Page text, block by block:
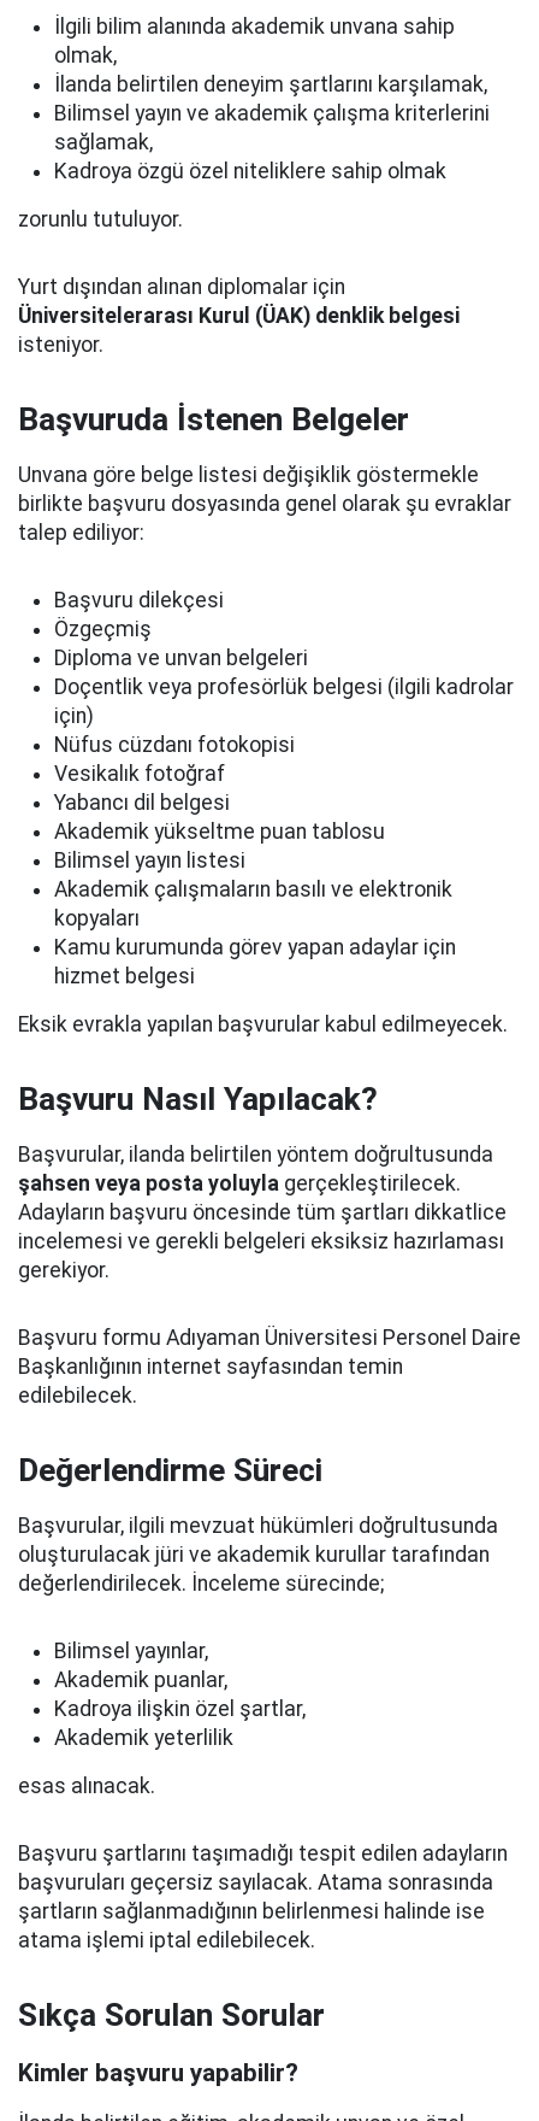
İlgili bilim alanında akademik unvana sahip
olmak,
İlanda belirtilen deneyim şartlarını karşılamak,
Bilimsel yayın ve akademik çalışma kriterlerini
sağlamak,
Kadroya özgü özel niteliklere sahip olmak
zorunlu tutuluyor.
Yurt dışından alınan diplomalar için
Üniversitelerarası Kurul (ÜAK) denklik belgesi
isteniyor.
Başvuruda İstenen Belgeler
Unvana göre belge listesi değişiklik göstermekle
birlikte başvuru dosyasında genel olarak şu evraklar
talep ediliyor:
Başvuru dilekçesi
Özgeçmiş
Diploma ve unvan belgeleri
Doçentlik veya profesörlük belgesi (ilgili kadrolar
için)
Nüfus cüzdanı fotokopisi
Vesikalık fotoğraf
Yabancı dil belgesi
Akademik yükseltme puan tablosu
Bilimsel yayın listesi
Akademik çalışmaların basılı ve elektronik
kopyaları
Kamu kurumunda görev yapan adaylar için
hizmet belgesi
Eksik evrakla yapılan başvurular kabul edilmeyecek.
Başvuru Nasıl Yapılacak?
Başvurular, ilanda belirtilen yöntem doğrultusunda
şahsen veya posta yoluyla gerçekleştirilecek.
Adayların başvuru öncesinde tüm şartları dikkatlice
incelemesi ve gerekli belgeleri eksiksiz hazırlaması
gerekiyor.
Başvuru formu Adıyaman Üniversitesi Personel Daire
Başkanlığının internet sayfasından temin
edilebilecek.
Değerlendirme Süreci
Başvurular, ilgili mevzuat hükümleri doğrultusunda
oluşturulacak jüri ve akademik kurullar tarafından
değerlendirilecek. İnceleme sürecinde;
Bilimsel yayınlar,
Akademik puanlar,
Kadroya ilişkin özel şartlar,
Akademik yeterlilik
esas alınacak.
Başvuru şartlarını taşımadığı tespit edilen adayların
başvuruları geçersiz sayılacak. Atama sonrasında
şartların sağlanmadığının belirlenmesi halinde ise
atama işlemi iptal edilebilecek.
Sıkça Sorulan Sorular
Kimler başvuru yapabilir?